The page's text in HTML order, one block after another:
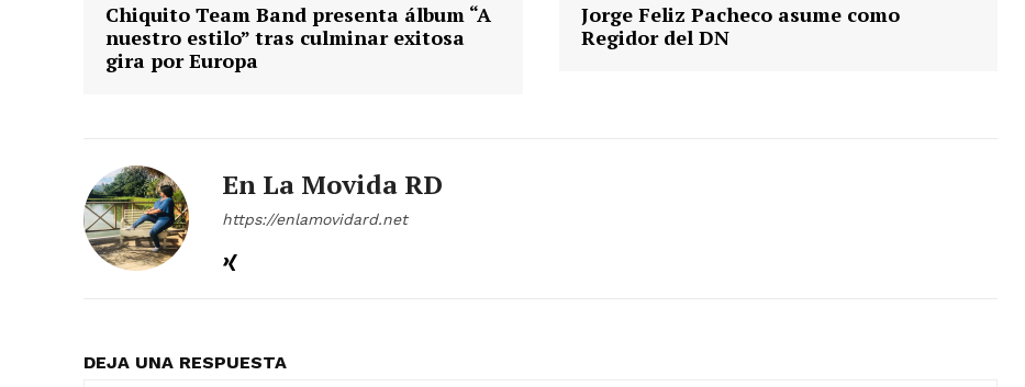
Chiquito Team Band presenta álbum “A
nuestro estilo” tras culminar exitosa
gira por Europa
Jorge Feliz Pacheco asume como
Regidor del DN
En La Movida RD
https://enlamovidard.net
DEJA UNA RESPUESTA